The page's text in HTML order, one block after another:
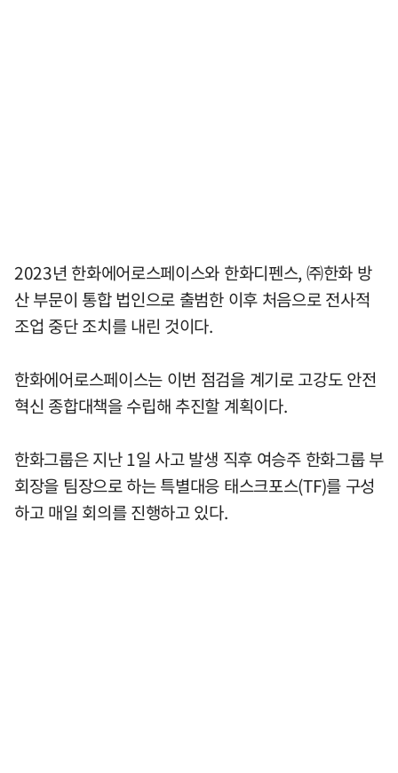
2023년 한화에어로스페이스와 한화디펜스, ㈜한화 방
산 부문이 통합 법인으로 출범한 이후 처음으로 전사적
조업 중단 조치를 내린 것이다.
한화에어로스페이스는 이번 점검을 계기로 고강도 안전
혁신 종합대책을 수립해 추진할 계획이다.
한화그룹은 지난 1일 사고 발생 직후 여승주 한화그룹 부
회장을 팀장으로 하는 특별대응 태스크포스(TF)를 구성
하고 매일 회의를 진행하고 있다.